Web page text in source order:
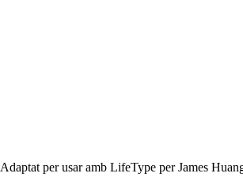
Adaptat per usar amb LifeType per James